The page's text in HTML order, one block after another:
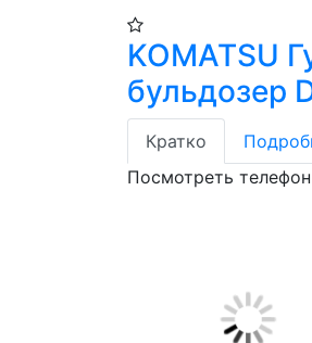
KOMATSU
бульдозер
Кратко
Посмотреть телефон